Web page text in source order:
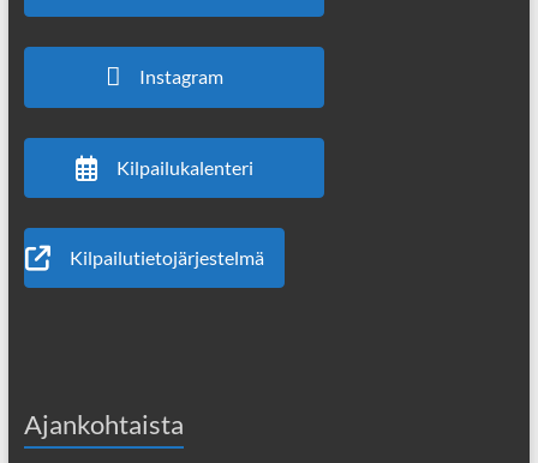
Instagram
Kilpailukalenteri
Kilpailutietojärjestelmä
Ajankohtaista